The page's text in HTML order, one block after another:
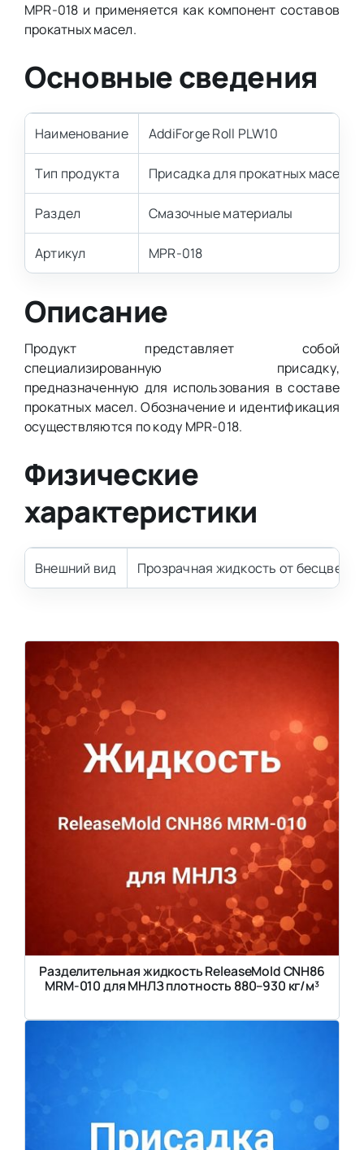
MPR-018 и применяется как компонент составов
прокатных масел.
Основные сведения
Наименование AddiForge Roll PLW10
Тип продукта Присадка для прокатных масел
Раздел Смазочные материалы
Артикул MPR-018
Описание
Продукт представляет собой
специализированную присадку,
предназначенную для использования в составе
прокатных масел. Обозначение и идентификация
осуществляются по коду MPR-018.
Физические
характеристики
Внешний вид Прозрачная жидкость от
Разделительная жидкость ReleaseMold CNH86
MRM-010 для МНЛЗ плотность 880–930 кг/м³